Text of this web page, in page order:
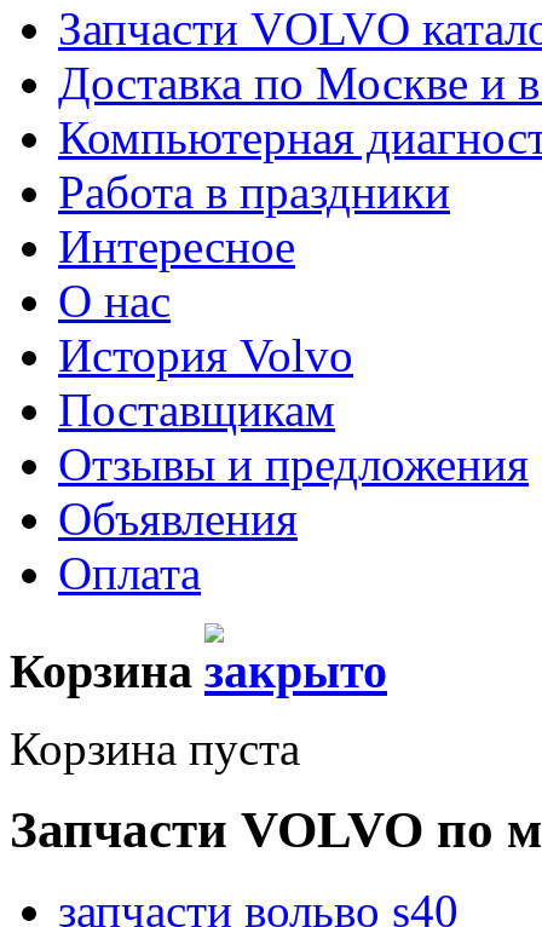
Запчасти VOLVO
Доставка по Москве и
Компьютерная
Работа в праздники
Интересное
О нас
История Volvo
Поставщикам
Отзывы и предложения
Объявления
Оплата
Корзина
Корзина пуста
Запчасти VOLVO по
запчасти вольво s40